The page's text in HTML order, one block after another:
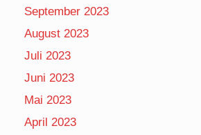
September 2023
August 2023
Juli 2023
Juni 2023
Mai 2023
April 2023